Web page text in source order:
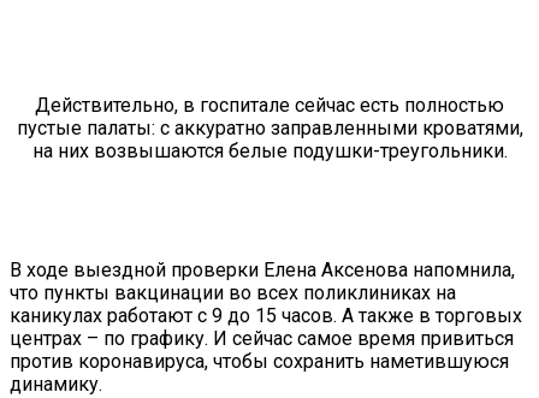
Действительно, в госпитале сейчас есть полностью
пустые палаты: с аккуратно заправленными кроватями,
на них возвышаются белые подушки-треугольники.
В ходе выездной проверки Елена Аксенова напомнила,
что пункты вакцинации во всех поликлиниках на
каникулах работают с 9 до 15 часов. А также в торговых
центрах – по графику. И сейчас самое время привиться
против коронавируса, чтобы сохранить наметившуюся
динамику.